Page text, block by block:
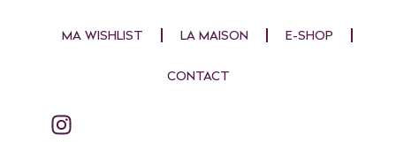
MA WISHLIST LA MAISON E-SHOP
CONTACT